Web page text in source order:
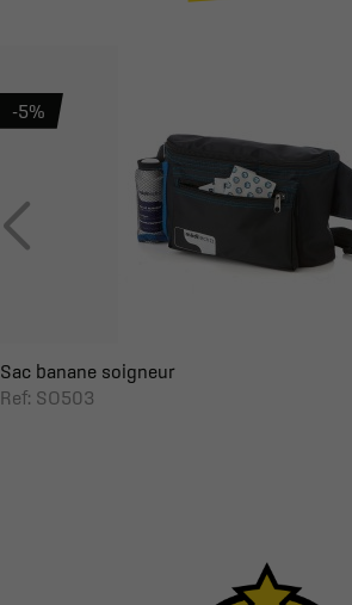
Sac banane soigneur
Ref: SO503
-5%